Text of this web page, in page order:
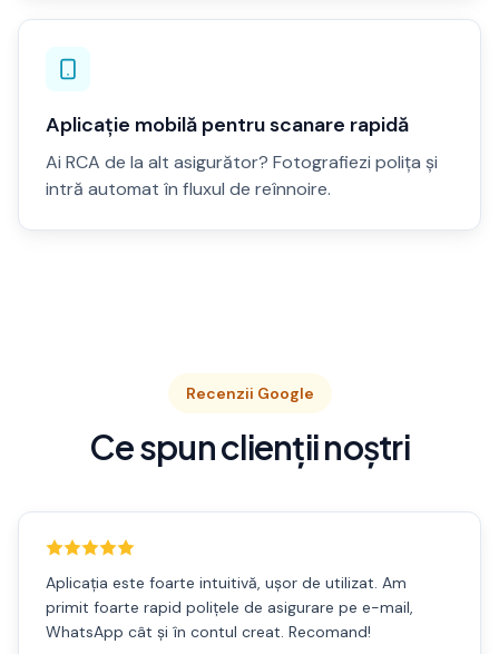
Aplicație mobilă pentru scanare rapidă
Ai RCA de la alt asigurător? Fotografiezi polița și
intră automat în fluxul de reînnoire.
Recenzii Google
Ce spun clienții noștri
Aplicația este foarte intuitivă, ușor de utilizat. Am
primit foarte rapid polițele de asigurare pe e-mail,
WhatsApp cât și în contul creat. Recomand!